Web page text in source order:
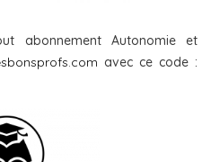
abonnement Autonomie et
avec ce code :